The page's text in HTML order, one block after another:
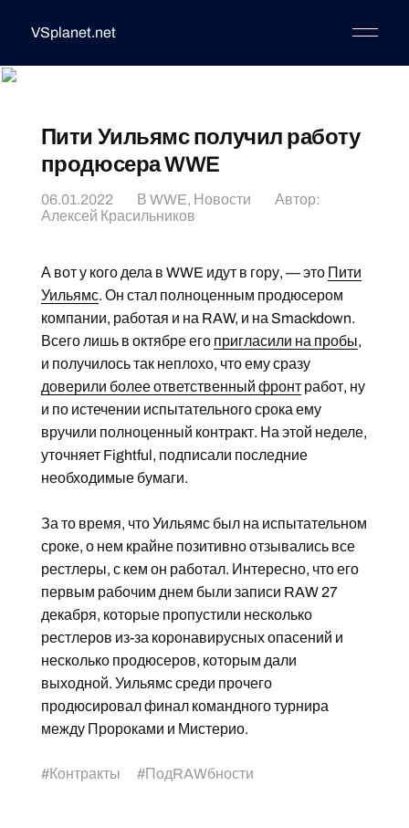
VSplanet.net
Пити Уильямс получил работу
продюсера WWE
06.01.2022 В WWE, Новости
Автор:
Алексей Красильников
А вот у кого дела в WWE идут в гору, — это Пити
Уильямс. Он стал полноценным продюсером
компании, работая и на RAW, и на Smackdown.
Всего лишь в октябре его пригласили на пробы,
и получилось так неплохо, что ему сразу
доверили более ответственный фронтработ, ну
и по истечении испытательного срока ему
вручили полноценный контракт. На этой неделе,
уточняет Fightful, подписали последние
необходимые бумаги.
За то время, что Уильямс был на испытательном
сроке, о нем крайне позитивно отзывались все
рестлеры, с кем он работал. Интересно, что его
первым рабочим днем были записи RAW 27
декабря, которые пропустили несколько
рестлеров из-за коронавирусных опасений и
несколько продюсеров, которым дали
выходной. Уильямс среди прочего
продюсировал финал командного турнира
между Пророками и Мистерио.
#Контракты #ПодRAWбности